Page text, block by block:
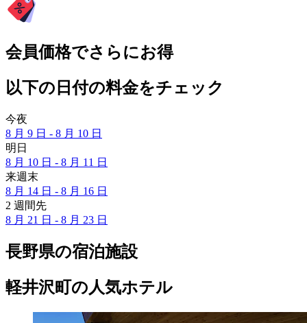
会員価格でさらにお得
以下の日付の料金をチェック
今夜
8 月 9 日 - 8 月 10 日
明日
8 月 10 日 - 8 月 11 日
来週末
8 月 14 日 - 8 月 16 日
2 週間先
8 月 21 日 - 8 月 23 日
長野県の宿泊施設
軽井沢町の人気ホテル